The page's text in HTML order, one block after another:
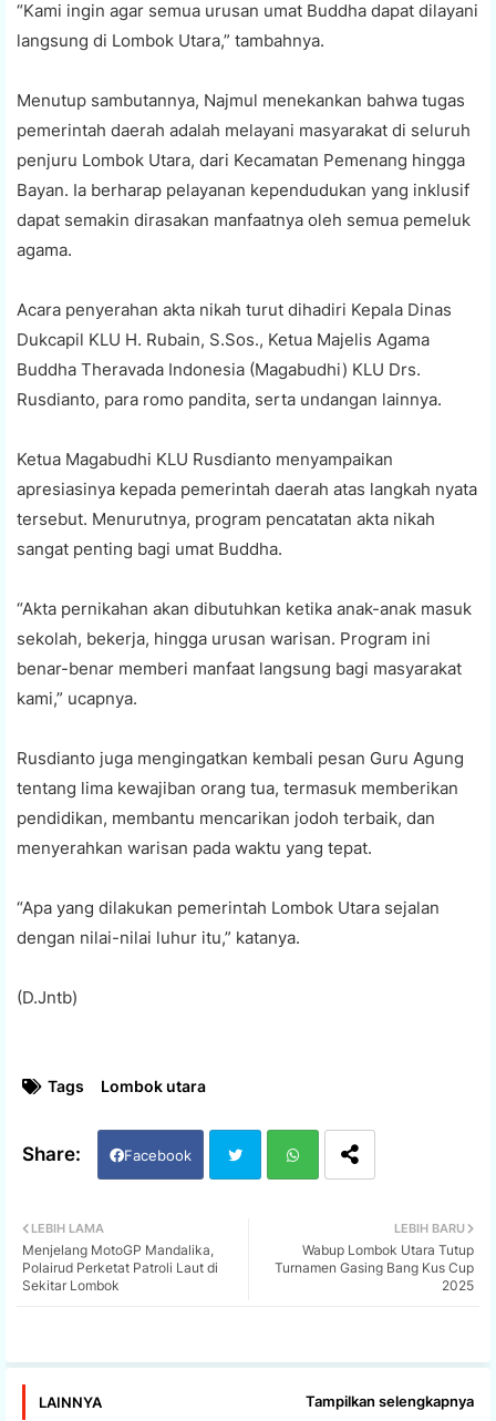
“Kami ingin agar semua urusan umat Buddha dapat dilayani
langsung di Lombok Utara,” tambahnya.
Menutup sambutannya, Najmul menekankan bahwa tugas
pemerintah daerah adalah melayani masyarakat di seluruh
penjuru Lombok Utara, dari Kecamatan Pemenang hingga
Bayan. Ia berharap pelayanan kependudukan yang inklusif
dapat semakin dirasakan manfaatnya oleh semua pemeluk
agama.
Acara penyerahan akta nikah turut dihadiri Kepala Dinas
Dukcapil KLU H. Rubain, S.Sos., Ketua Majelis Agama
Buddha Theravada Indonesia (Magabudhi) KLU Drs.
Rusdianto, para romo pandita, serta undangan lainnya.
Ketua Magabudhi KLU Rusdianto menyampaikan
apresiasinya kepada pemerintah daerah atas langkah nyata
tersebut. Menurutnya, program pencatatan akta nikah
sangat penting bagi umat Buddha.
“Akta pernikahan akan dibutuhkan ketika anak-anak masuk
sekolah, bekerja, hingga urusan warisan. Program ini
benar-benar memberi manfaat langsung bagi masyarakat
kami,” ucapnya.
Rusdianto juga mengingatkan kembali pesan Guru Agung
tentang lima kewajiban orang tua, termasuk memberikan
pendidikan, membantu mencarikan jodoh terbaik, dan
menyerahkan warisan pada waktu yang tepat.
“Apa yang dilakukan pemerintah Lombok Utara sejalan
dengan nilai-nilai luhur itu,” katanya.
(D.Jntb)
Tags Lombok utara
Facebook
LEBIH BARU
Wabup Lombok Utara Tutup
Turnamen Gasing Bang Kus Cup
2025
LEBIH LAMA
Menjelang MotoGP Mandalika,
Polairud Perketat Patroli Laut di
Sekitar Lombok
LAINNYA Tampilkan selengkapnya